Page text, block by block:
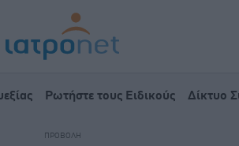
Ρωτήστε τους Ειδικούς Δίκτυο